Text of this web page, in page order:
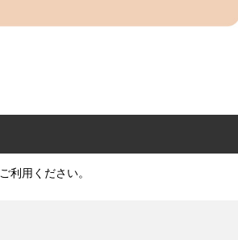
利用ください。